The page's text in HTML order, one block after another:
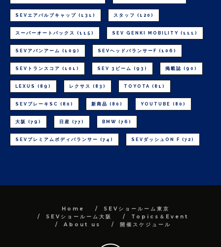
SEVエアバルブキャップ (131) スタッフ (120)
スーパーオートバックス (115) SEV GENKI MOBILITY (111)
SEVアバンアーム (109) SEVヘッドバランサーF (106)
SEVトランスコア (101) SEV 3ビーム (93) 掲載誌 (90)
LEXUS (89) レクサス (83) TOYOTA (81)
SEVブレーキSC (80) 新商品 (80) YOUTUBE (80)
大阪 (79) 日産 (77) BMW (76)
SEVプレミアムボディバランサー (74) SEVダッシュON F (72)
Home
SEVショールーム東京
SEVショールーム大阪
Topics＆Event
About us
開催スケジュール